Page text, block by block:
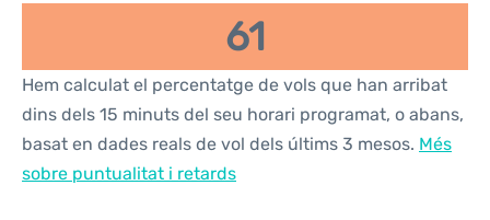
61
Hem calculat el percentatge de vols que han arribat
dins dels 15 minuts del seu horari programat, o abans,
basat en dades reals de vol dels últims 3 mesos. Més
sobre puntualitat i retards